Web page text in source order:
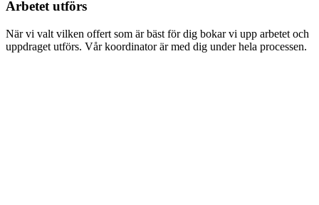
Arbetet utförs
När vi valt vilken offert som är bäst för dig bokar vi upp arbetet och
uppdraget utförs. Vår koordinator är med dig under hela processen.